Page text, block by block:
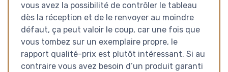
vous avez la possibilité de contrôler le tableau
dès la réception et de le renvoyer au moindre
défaut, ça peut valoir le coup, car une fois que
vous tombez sur un exemplaire propre, le
rapport qualité-prix est plutôt intéressant. Si au
contraire vous avez besoin d’un produit garanti